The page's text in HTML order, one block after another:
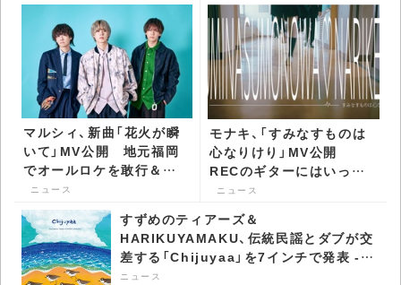
マルシィ、新曲「花火が瞬
いて」MV公開 地元福岡
でオールロケを敢行＆福
岡出身・古園井寧々が出演
- CDJournal ニュース
ニュース
モナキ、「すみなすものは
心なりけり」MV公開
RECのギターにはいっく
んことELT・伊藤一朗が参
ニュース
すずめのティアーズ＆
HARIKUYAMAKU、伝統民謡とダブが交
差する「Chijuyaa」を7インチで発表 -
CDJournal ニュース
ニュース